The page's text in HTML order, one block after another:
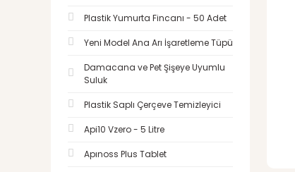
Plastik Yumurta Fincanı - 50 Adet
Yeni Model Ana Arı İşaretleme Tüpü
Damacana ve Pet Şişeye Uyumlu
Suluk
Plastik Saplı Çerçeve Temizleyici
Api10 Vzero - 5 Litre
Apınoss Plus Tablet